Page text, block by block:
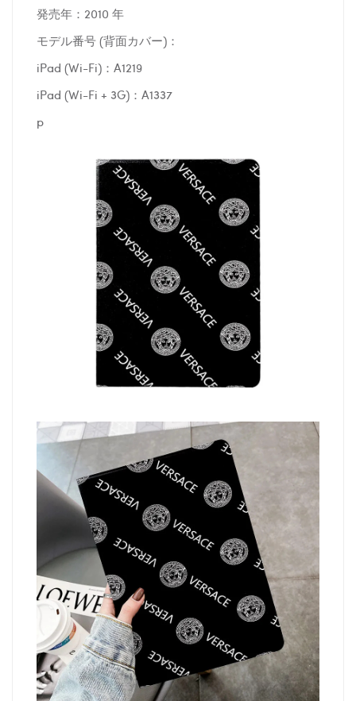
発売年：2010 年
モデル番号 (背面カバー)：
iPad (Wi-Fi)：A1219
iPad (Wi-Fi + 3G)：A1337
p